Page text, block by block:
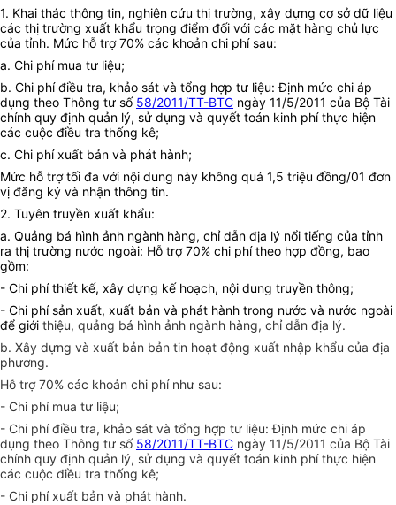
1. Khai thác thông tin, nghiên cứu thị trường, xây dựng cơ sở dữ liệu
các thị trường xuất khẩu trọng điểm đối với các mặt hàng chủ lực
của tỉnh. Mức hỗ trợ 70% các khoản chi phí sau:
a. Chi phí mua tư liệu;
b. Chi phí điều tra, khảo sát và tổng hợp tư liệu: Định mức chi áp
dụng theo Thông tư số 58/2011/TT-BTC ngày 11/5/2011 của Bộ Tài
chính quy định quản lý, sử dụng và quyết toán kinh phí thực hiện
các cuộc điều tra thống kê;
c. Chi phí xuất bản và phát hành;
Mức hỗ trợ tối đa với nội dung này không quá 1,5 triệu đồng/01 đơn
vị đăng ký và nhận thông tin.
2. Tuyên truyền xuất khẩu:
a. Quảng bá hình ảnh ngành hàng, chỉ dẫn địa lý nổi tiếng của tỉnh
ra thị trường nước ngoài: Hỗ trợ 70% chi phí theo hợp đồng, bao
gồm:
- Chi phí thiết kế, xây dựng kế hoạch, nội dung truyền thông;
- Chi phí sản xuất, xuất bản và phát hành trong nước và nước ngoài
để giới thiệu, quảng bá hình ảnh ngành hàng, chỉ dẫn địa lý.
b. Xây dựng và xuất bản bản tin hoạt động xuất nhập khẩu của địa
phương.
Hỗ trợ 70% các khoản chi phí như sau:
- Chi phí mua tư liệu;
- Chi phí điều tra, khảo sát và tổng hợp tư liệu: Định mức chi áp
dụng theo Thông tư số 58/2011/TT-BTC ngày 11/5/2011 của Bộ Tài
chính quy định quản lý, sử dụng và quyết toán kinh phí thực hiện
các cuộc điều tra thống kê;
- Chi phí xuất bản và phát hành.